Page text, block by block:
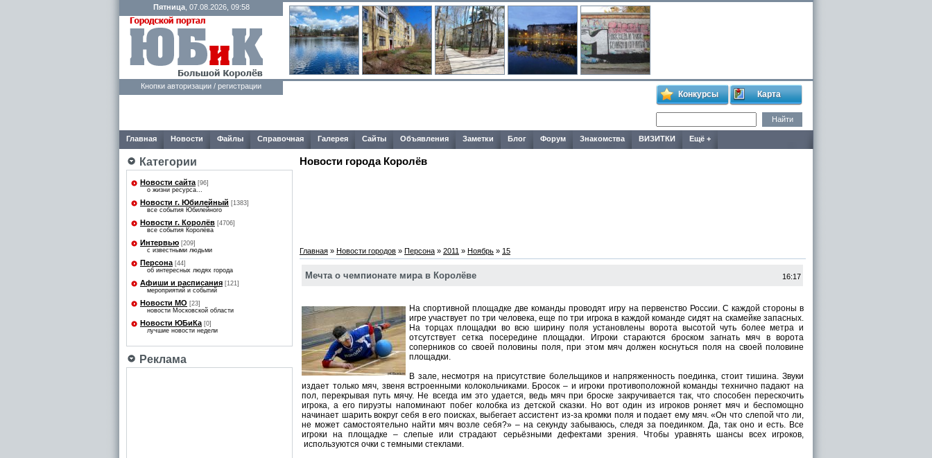
Пятница, 07.08.2026, 09:58
Кнопки авторизации / регистрации
Конкурсы Карта
Главная Новости Файлы Справочная Галерея Сайты Объявления Заметки Блог Форум Знакомства ВИЗИТКИ Ещё +
Категории
Новости сайта [96]
о жизни ресурса...
Новости г. Юбилейный [1383]
все события Юбилейного
Новости г. Королёв [4706]
все события Королёва
Интервью [209]
с известными людьми
Персона [44]
об интересных людях города
Афиши и расписания [121]
мероприятий и событий
Новости МО [23]
новости Московской области
Новости ЮБиКа [0]
лучшие новости недели
Реклама
Новости города Королёв
Главная » Новости городов » Персона » 2011 » Ноябрь » 15
Мечта о чемпионате мира в Королёве 16:17
На спортивной площадке две команды проводят игру на первенство России. С каждой стороны в
игре участвует по три человека, еще по три игрока в каждой команде сидят на скамейке запасных.
На торцах площадки во всю ширину поля установлены ворота высотой чуть более метра и
отсутствует сетка посередине площадки. Игроки стараются броском загнать мяч в ворота
соперников со своей половины поля, при этом мяч должен коснуться поля на своей половине
площадки.
В зале, несмотря на присутствие болельщиков и напряженность поединка, стоит тишина. Звуки
издает только мяч, звеня встроенными колокольчиками. Бросок – и игроки противоположной команды технично падают на
пол, перекрывая путь мячу. Не всегда им это удается, ведь мяч при броске закручивается так, что способен перескочить
игрока, а его пируэты напоминают побег колобка из детской сказки. Но вот один из игроков роняет мяч и беспомощно
начинает шарить вокруг себя в его поисках, выбегает ассистент из-за кромки поля и подает ему мяч. «Он что слепой что ли,
не может самостоятельно найти мяч возле себя?» – на секунду забываюсь, следя за поединком. Да, так оно и есть. Все
игроки на площадке – слепые или страдают серьёзными дефектами зрения. Чтобы уравнять шансы всех игроков,
используются очки с темными стеклами.